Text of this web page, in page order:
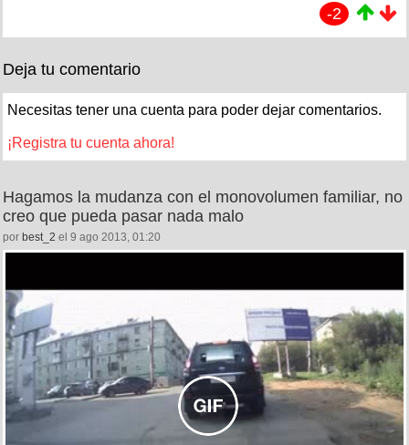
-2
Deja tu comentario
Necesitas tener una cuenta para poder dejar comentarios.
¡Registra tu cuenta ahora!
Hagamos la mudanza con el monovolumen familiar, no
creo que pueda pasar nada malo
por best_2 el 9 ago 2013, 01:20